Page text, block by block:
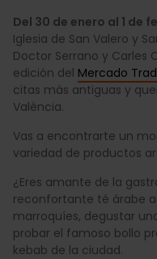
Del 30 de enero al 1 de
Iglesia de San Valero y
Doctor Serrano y Carles
edición del Mercado
citas más antiguas y
València.
Vas a encontrarte un
variedad de productos
¿Eres amante de la
reconfortante té árabe
marroquíes, degustar
probar el famoso bollo
kebab de la ciudad.